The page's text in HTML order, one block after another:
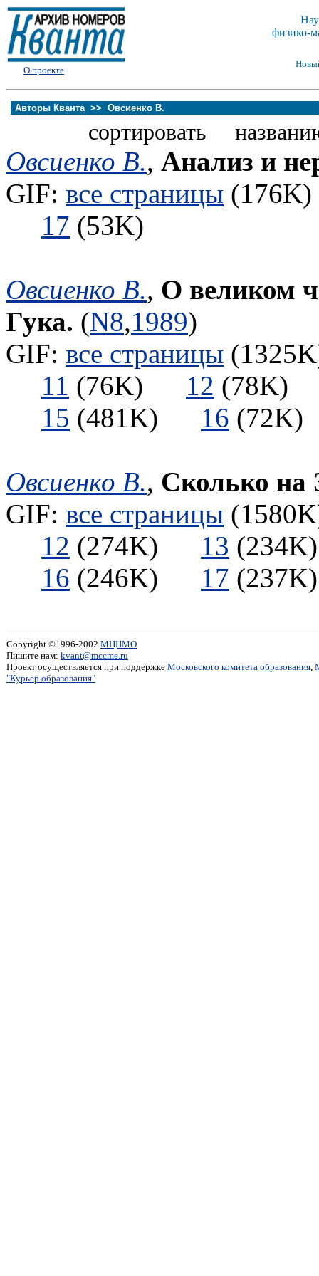
О проекте
физико-
Авторы Кванта >> Овсиенко В.
сортировать
Овсиенко В., Анализ и
GIF: все страницы
17 (53K)
Овсиенко В., О великом
Гука. (N8,1989)
GIF: все страницы
11 (76K) 12
15 (481K) 16
Овсиенко В., Сколько на
GIF: все страницы
12 (274K) 13
16 (246K) 17
Copyright ©1996-2002 МЦНМО
Пишите нам: kvant@mccme.ru
Проект осуществляется при поддержке Московского комитета образования,
"Курьер образования"